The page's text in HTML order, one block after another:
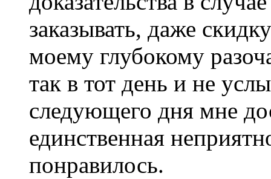
заказывать, даже
моему глубокому
так в тот день и не
следующего дня мне
единственная
понравилось.